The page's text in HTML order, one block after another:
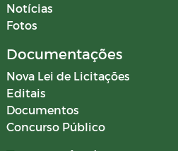
Notícias
Fotos
Documentações
Nova Lei de Licitações
Editais
Documentos
Concurso Público